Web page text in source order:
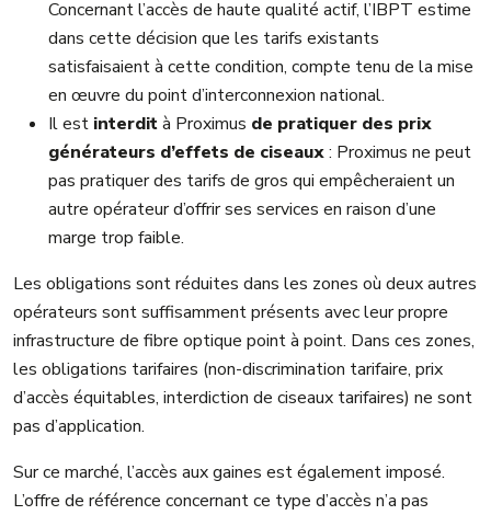
Concernant l’accès de haute qualité actif, l’IBPT estime
dans cette décision que les tarifs existants
satisfaisaient à cette condition, compte tenu de la mise
en œuvre du point d’interconnexion national.
Il est interdità Proximus de pratiquer des prix
générateurs d’effets de ciseaux: Proximus ne peut
pas pratiquer des tarifs de gros qui empêcheraient un
autre opérateur d’offrir ses services en raison d’une
marge trop faible.
Les obligations sont réduites dans les zones où deux autres
opérateurs sont suffisamment présents avec leur propre
infrastructure de fibre optique point à point. Dans ces zones,
les obligations tarifaires (non-discrimination tarifaire, prix
d’accès équitables, interdiction de ciseaux tarifaires) ne sont
pas d’application.
Sur ce marché, l’accès aux gaines est également imposé.
L’offre de référence concernant ce type d’accès n’a pas